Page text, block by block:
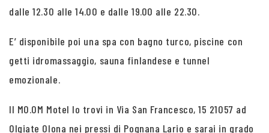
dalle 12.30 alle 14.00 e dalle 19.00 alle 22.30.
E’ disponibile poi una spa con bagno turco, piscine con
getti idromassaggio, sauna finlandese e tunnel
emozionale.
Il MO.OM Motel lo trovi in Via San Francesco, 15 21057 ad
Olgiate Olona nei pressi di Pognana Lario e sarai in grado